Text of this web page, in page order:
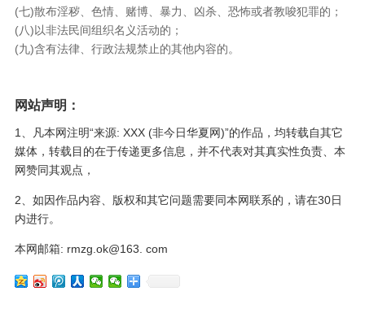
(七)散布淫秽、色情、赌博、暴力、凶杀、恐怖或者教唆犯罪的；
(八)以非法民间组织名义活动的；
(九)含有法律、行政法规禁止的其他内容的。
网站声明：
1、凡本网注明“来源: XXX (非今日华夏网)”的作品，均转载自其它
媒体，转载目的在于传递更多信息，并不代表对其真实性负责、本
网赞同其观点，
2、如因作品内容、版权和其它问题需要同本网联系的，请在30日
内进行。
本网邮箱: rmzg.ok@163. com